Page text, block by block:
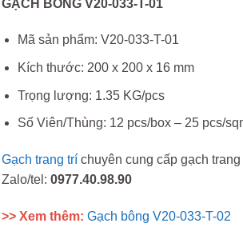
GẠCH BÔNG V20-033-T-01
Mã sản phẩm: V20-033-T-01
Kích thước: 200 x 200 x 16 mm
Trọng lượng: 1.35 KG/pcs
Số Viên/Thùng: 12 pcs/box – 25 pcs/
Gạch trang tríchuyên cung cấp gạch
Zalo/tel: 0977.40.98.90
>> Xem thêm: Gạch bông V20-033-T-02